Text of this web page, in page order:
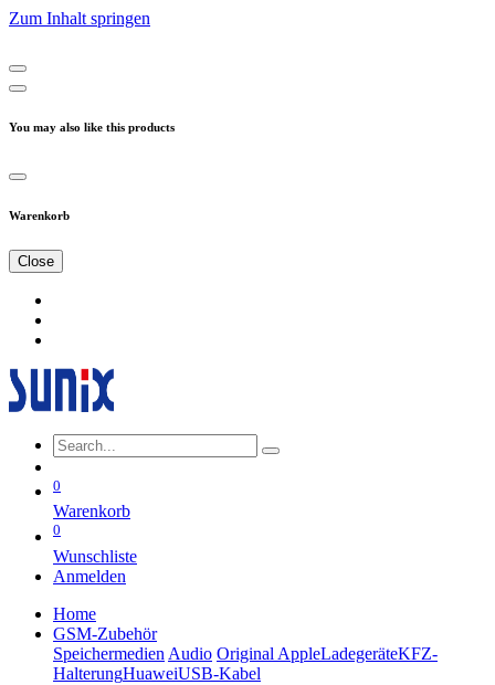
Zum Inhalt springen
You may also like this products
Warenkorb
Close
0
Warenkorb
0
Wunschliste
Anmelden
Home
GSM-Zubehör
Speichermedien Audio Original AppleLadegeräteKFZ-
HalterungHuaweiUSB-Kabel